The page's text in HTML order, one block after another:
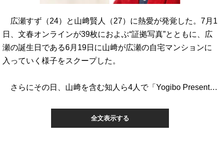
広瀬すず（24）と山﨑賢人（27）に熱愛が発覚した。7月1
日、文春オンラインが39枚におよぶ“証拠写真”とともに、広
瀬の誕生日である6月19日に山﨑が広瀬の自宅マンションに
入っていく様子をスクープした。
さらにその日、山﨑を含む知人ら4人で「Yogibo Present…
全文表示する